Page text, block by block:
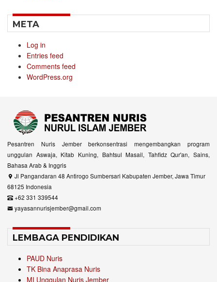
META
Log in
Entries feed
Comments feed
WordPress.org
Pesantren Nuris Jember berkonsentrasi mengembangkan program
unggulan Aswaja, Kitab Kuning, Bahtsul Masail, Tahfidz Qur'an, Sains,
Bahasa Arab & Inggris
Jl Pangandaran 48 Antirogo Sumbersari Kabupaten Jember, Jawa Timur
68125 Indonesia
+62 331 339544
yayasannurisjember@gmail.com
LEMBAGA PENDIDIKAN
PAUD Nuris
TK Bina Anaprasa Nuris
MI Unggulan Nuris Jember